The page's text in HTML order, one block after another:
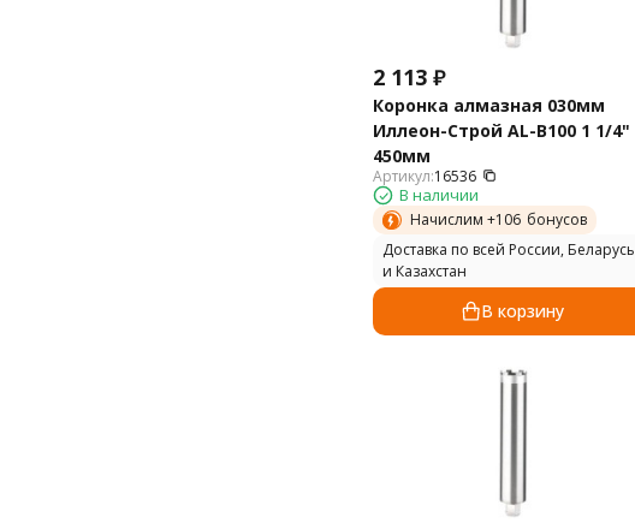
2 113 ₽
Коронка алмазная 030мм
Иллеон-Строй AL-B100 1 1/4"
450мм
Артикул:16536
В наличии
Начислим +106 бонусов
Доставка по всей России, Беларусь
и Казахстан
В корзину